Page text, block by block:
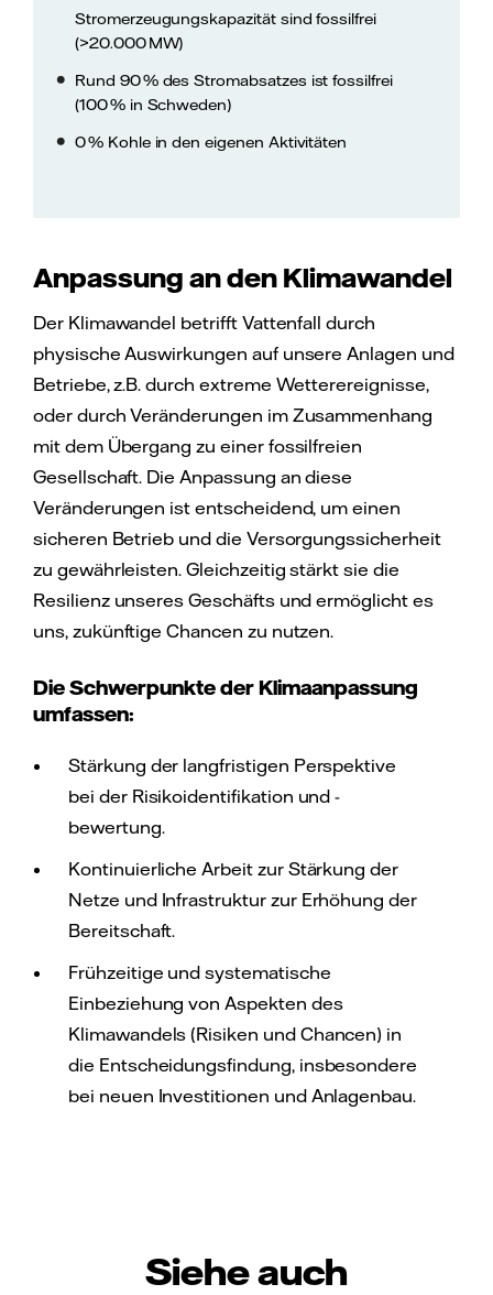
Stromerzeugungskapazität sind fossilfrei
(>20.000 MW)
Rund 90 % des Stromabsatzes ist fossilfrei
(100 % in Schweden)
0 % Kohle in den eigenen Aktivitäten
Anpassung an den Klimawandel
Der Klimawandel betrifft Vattenfall durch
physische Auswirkungen auf unsere Anlagen und
Betriebe, z.B. durch extreme Wetterereignisse,
oder durch Veränderungen im Zusammenhang
mit dem Übergang zu einer fossilfreien
Gesellschaft. Die Anpassung an diese
Veränderungen ist entscheidend, um einen
sicheren Betrieb und die Versorgungssicherheit
zu gewährleisten. Gleichzeitig stärkt sie die
Resilienz unseres Geschäfts und ermöglicht es
uns, zukünftige Chancen zu nutzen.
Die Schwerpunkte der Klimaanpassung
umfassen:
Stärkung der langfristigen Perspektive
bei der Risikoidentifikation und -
bewertung.
Kontinuierliche Arbeit zur Stärkung der
Netze und Infrastruktur zur Erhöhung der
Bereitschaft.
Frühzeitige und systematische
Einbeziehung von Aspekten des
Klimawandels (Risiken und Chancen) in
die Entscheidungsfindung, insbesondere
bei neuen Investitionen und Anlagenbau.
Siehe auch